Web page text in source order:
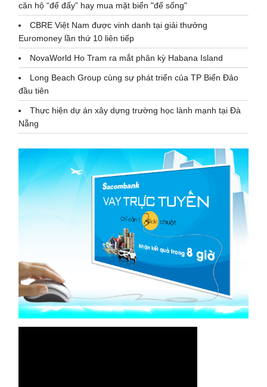
căn hộ “để đấy” hay mua mặt biển "để sống"
CBRE Việt Nam được vinh danh tại giải thưởng
Euromoney lần thứ 10 liên tiếp
NovaWorld Ho Tram ra mắt phân kỳ Habana Island
Long Beach Group cùng sự phát triển của TP Biển Đảo
đầu tiên
Thực hiện dự án xây dựng trường học lành mạnh tại Đà
Nẵng